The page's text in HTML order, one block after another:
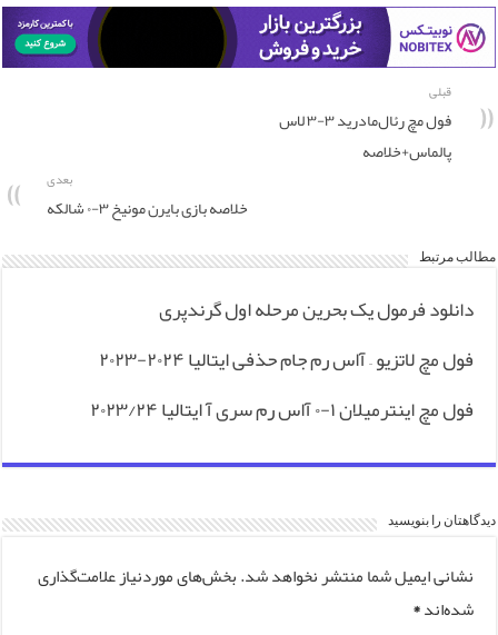
قبلی
فول مچ رئال‌مادرید ۳-۳ لاس
پالماس+خلاصه
بعدی
خلاصه بازی بایرن مونیخ ۳-۰ شالکه
مطالب مرتبط
دانلود فرمول یک بحرین مرحله اول گرندپری
فول مچ لاتزیو – آاس رم جام حذفی ایتالیا ‎۲۰۲۳-۲۰۲۴
فول مچ اینترمیلان ۱-۰ آاس رم سری آ ایتالیا ۲۰۲۳/۲۴
دیدگاهتان را بنویسید
نشانی ایمیل شما منتشر نخواهد شد.بخش‌های موردنیاز علامت‌گذاری
شده‌اند*